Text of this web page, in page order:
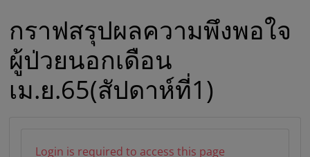
ย
า
กราฟสรุปผลความพึงพอใจ
ผู้ป่วยนอกเดือน
เม.ย.65(สัปดาห์ที่1)
Login is required to access this page